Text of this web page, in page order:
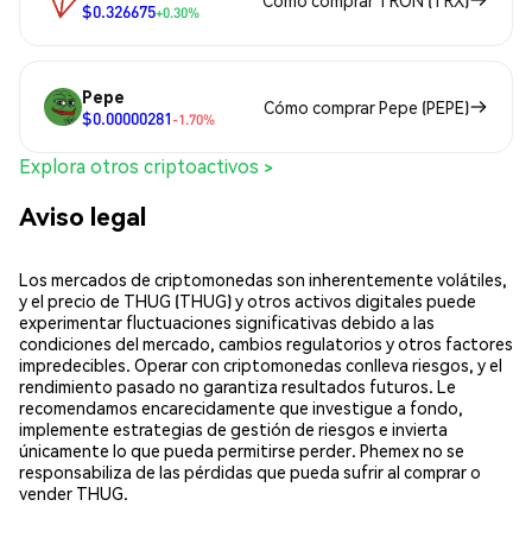
$0.326675+0.30%
Pepe
$0.00000281-1.70%
Cómo comprar Pepe (PEPE)
Explora otros criptoactivos >
Aviso legal
Los mercados de criptomonedas son inherentemente volátiles,
y el precio de THUG (THUG) y otros activos digitales puede
experimentar fluctuaciones significativas debido a las
condiciones del mercado, cambios regulatorios y otros factores
impredecibles. Operar con criptomonedas conlleva riesgos, y el
rendimiento pasado no garantiza resultados futuros. Le
recomendamos encarecidamente que investigue a fondo,
implemente estrategias de gestión de riesgos e invierta
únicamente lo que pueda permitirse perder. Phemex no se
responsabiliza de las pérdidas que pueda sufrir al comprar o
vender THUG.